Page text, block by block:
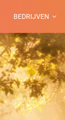
BEDRIJVEN